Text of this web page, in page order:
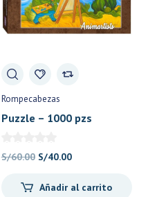
Rompecabezas
Puzzle – 1000 pzs
S/60.00 El
original
S/40.00El
actual
Añadir al carrito